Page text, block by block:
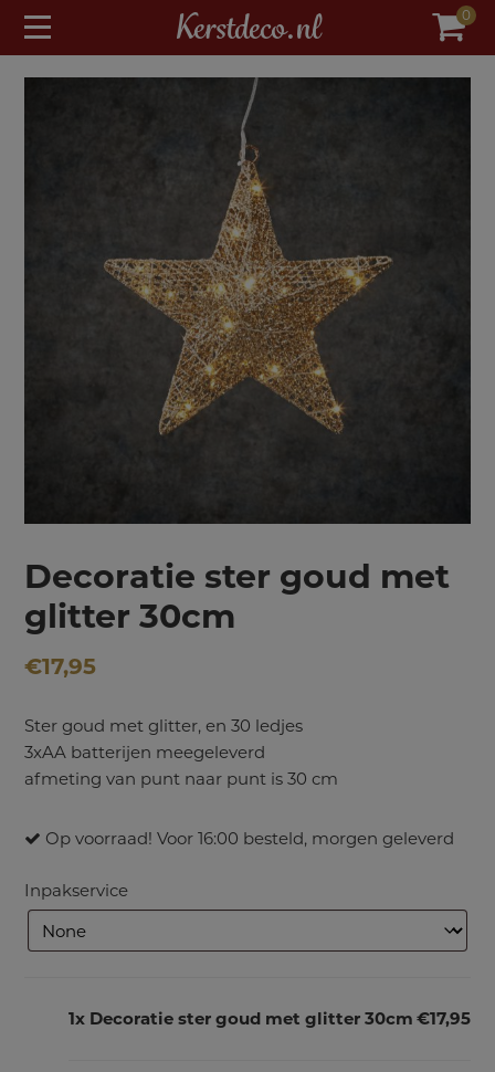
Kerstdeco.nl 0
Decoratie ster goud met
glitter 30cm
€17,95
Ster goud met glitter, en 30 ledjes
3xAA batterijen meegeleverd
afmeting van punt naar punt is 30 cm
Op voorraad! Voor 16:00 besteld, morgen geleverd
Inpakservice
1x Decoratie ster goud met glitter 30cm €17,95
modal-check